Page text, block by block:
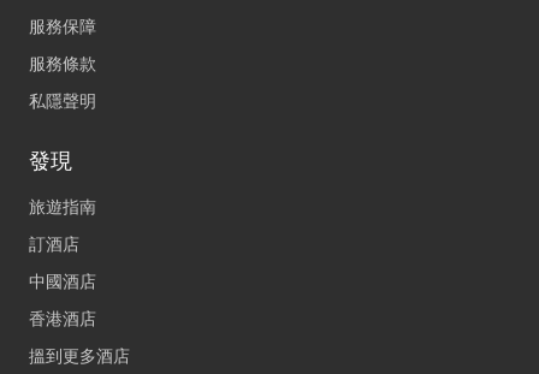
服務保障
服務條款
私隱聲明
發現
旅遊指南
訂酒店
中國酒店
香港酒店
搵到更多酒店